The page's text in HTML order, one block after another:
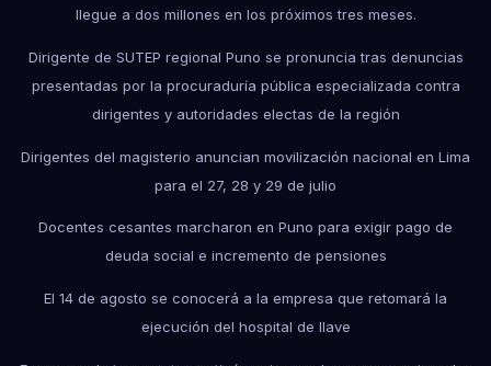
llegue a dos millones en los próximos tres meses.
Dirigente de SUTEP regional Puno se pronuncia tras denuncias
presentadas por la procuraduría pública especializada contra
dirigentes y autoridades electas de la región
Dirigentes del magisterio anuncian movilización nacional en Lima
para el 27, 28 y 29 de julio
Docentes cesantes marcharon en Puno para exigir pago de
deuda social e incremento de pensiones
El 14 de agosto se conocerá a la empresa que retomará la
ejecución del hospital de Ilave